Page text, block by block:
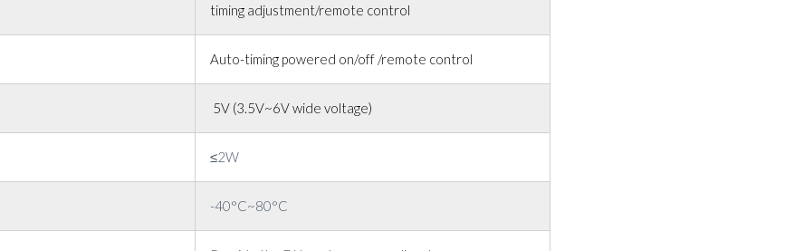
timing adjustment/remote control
Auto-timing powered on/off /remote control
5V (3.5V~6V wide voltage)
≤2W
-40°C~80°C